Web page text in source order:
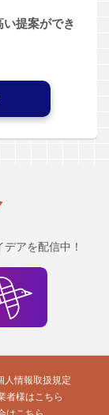
提案ができ
アを配信中！
人情報取扱規定
者様はこちら